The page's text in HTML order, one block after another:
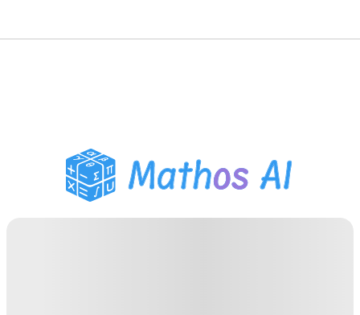
PDF होमवर्क सहायक
अध्ययन उपकरण